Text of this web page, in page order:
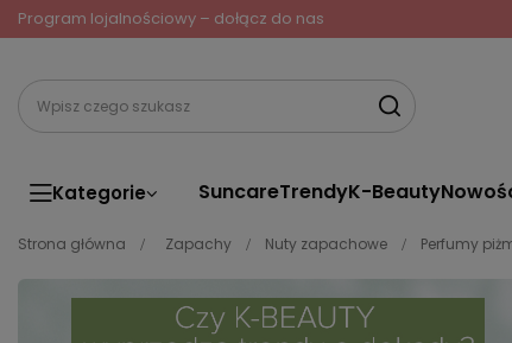
Program lojalnościowy – dołącz do nas
Kategorie SuncareTrendyK-Beauty
Strona główna Zapachy Nuty zapachowe Perfumy